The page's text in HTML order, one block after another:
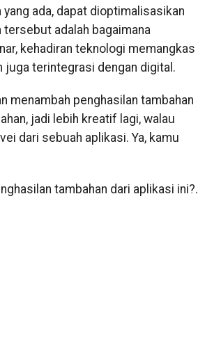
ada, dapat dioptimalisasikan
adalah bagaimana
kehadiran teknologi memangkas
juga terintegrasi dengan digital.
menambah penghasilan tambahan
jadi lebih kreatif lagi, walau
dari sebuah aplikasi. Ya, kamu
tambahan dari aplikasi ini?.